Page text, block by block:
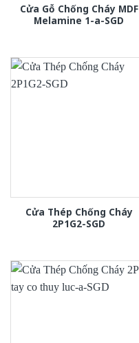
Cửa Gỗ Chống Cháy MDF
Melamine 1-a-SGD
Cửa Thép Chống Cháy
2P1G2-SGD